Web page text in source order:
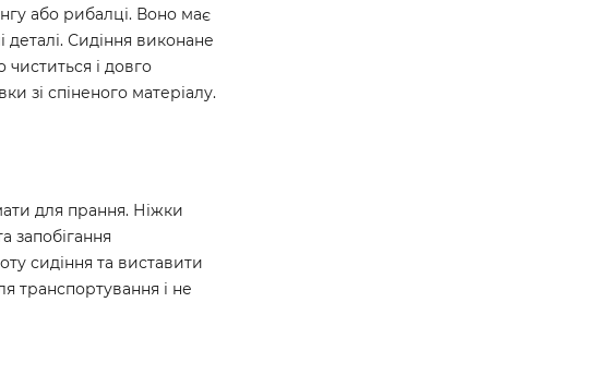
або рибалці. Воно має
деталі. Сидіння виконане
чиститься і довго
зі спіненого матеріалу.
для прання. Ніжки
запобігання
сидіння та виставити
транспортування і не